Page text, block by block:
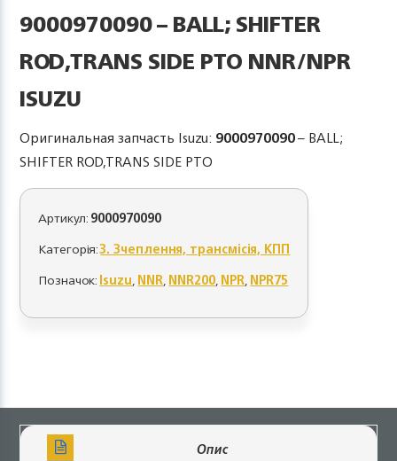
9000970090 – BALL; SHIFTER
ROD,TRANS SIDE PTO NNR/NPR
ISUZU
Оригинальная запчасть Isuzu: 9000970090– BALL;
SHIFTER ROD,TRANS SIDE PTO
Артикул:9000970090
Категорія:3. Зчеплення, трансмісія, КПП
Позначок:Isuzu,NNR,NNR200,NPR,NPR75
Опис